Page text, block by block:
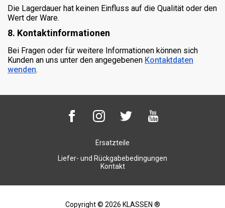
Die Lagerdauer hat keinen Einfluss auf die Qualität oder den
Wert der Ware.
8. Kontaktinformationen
Bei Fragen oder für weitere Informationen können sich
Kunden an uns unter den angegebenen Kontaktdaten
wenden.
Ersatzteile
Liefer- und Rückgabebedingungen
Kontakt
Copyright © 2026 KLASSEN ®